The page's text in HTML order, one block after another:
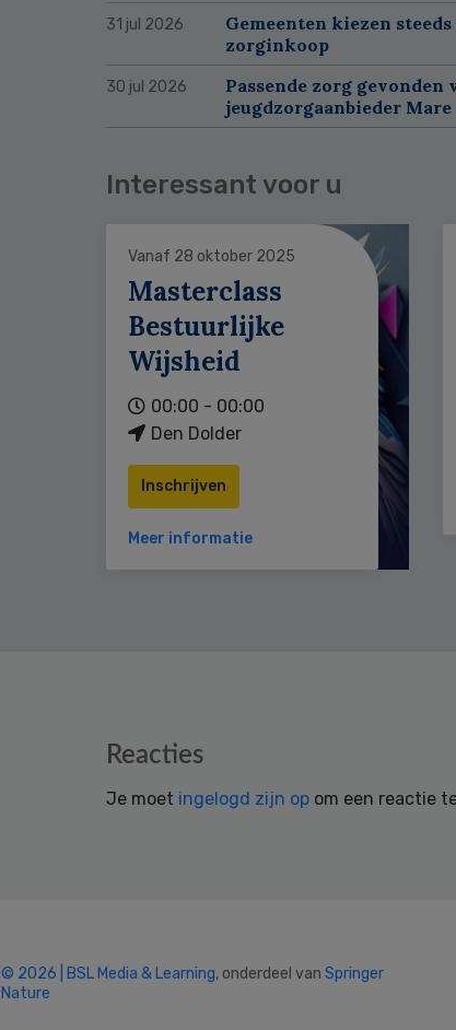
31 jul 2026
Gemeenten kiezen
zorginkoop
30 jul 2026
Passende zorg
jeugdzorgaanbieder Mare
Interessant voor u
Vanaf 28 oktober 2025
Masterclass
Bestuurlijke
Wijsheid
00:00 - 00:00
Den Dolder
Inschrijven
Meer informatie
Reacties
Je moet ingelogd zijn op om een reactie
© 2026 | BSL Media & Learning, onderdeel van Springer
Nature